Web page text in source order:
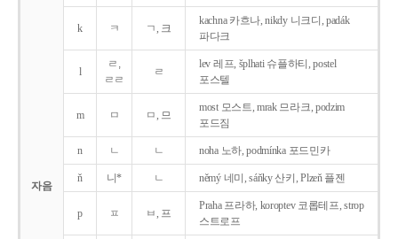
자음
k ㅋ ㄱ, 크
kachna 카흐나, nikdy 니크디, padák
파다크
l
ㄹ,
ㄹㄹ
ㄹ
lev 레프, šplhati 슈플하티, postel
포스텔
m ㅁ ㅁ, 므
most 모스트, mrak 므라크, podzim
포드짐
n ㄴ ㄴ noha 노하, podmínka 포드민카
ň 니* ㄴ němý 네미, sáňky 산키, Plzeň 플젠
p ㅍ ㅂ, 프
Praha 프라하, koroptev 코롭테프, strop
스트로프